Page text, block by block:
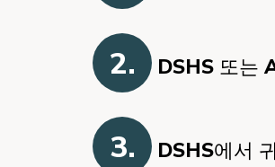
2. DSHS 또는
3. DSHS에서